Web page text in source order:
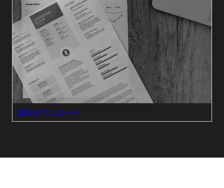
資料ダウンロード